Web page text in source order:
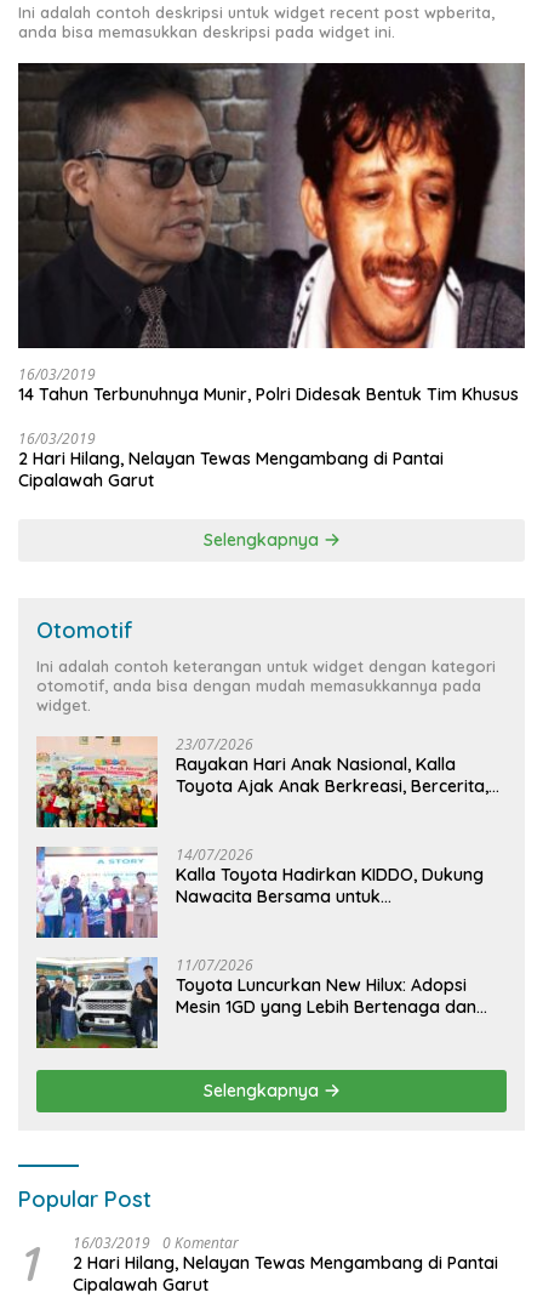
Ini adalah contoh deskripsi untuk widget recent post wpberita,
anda bisa memasukkan deskripsi pada widget ini.
16/03/2019
14 Tahun Terbunuhnya Munir, Polri Didesak Bentuk Tim Khusus
16/03/2019
2 Hari Hilang, Nelayan Tewas Mengambang di Pantai
Cipalawah Garut
Selengkapnya
Otomotif
Ini adalah contoh keterangan untuk widget dengan kategori
otomotif, anda bisa dengan mudah memasukkannya pada
widget.
23/07/2026
Rayakan Hari Anak Nasional, Kalla
Toyota Ajak Anak Berkreasi, Bercerita,
14/07/2026
Kalla Toyota Hadirkan KIDDO, Dukung
Nawacita Bersama untuk
11/07/2026
Toyota Luncurkan New Hilux: Adopsi
Mesin 1GD yang Lebih Bertenaga dan
Selengkapnya
Popular Post
1 16/03/2019 0 Komentar
2 Hari Hilang, Nelayan Tewas Mengambang di Pantai
Cipalawah Garut